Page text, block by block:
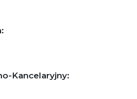
Kancelaryjny: